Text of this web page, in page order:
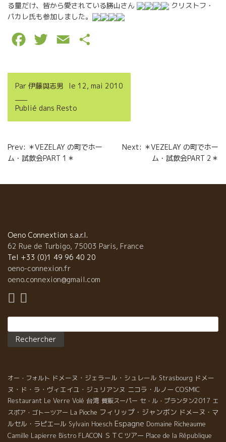
る量だけ、皆から愛されている勝山さん
クリストフ・
パカレ氏も参加しました。
c
b
o
i
t
r
a
l
r
e
Par 伊藤與志男 le 12, mai 2010
Publié dans Resto
Navigation
de
l’article
Prev: ＊VEZELAY の町でホー
ム・試飲会PART 1＊
Next: ＊VEZELAY の町でホー
ム・試飲会PART 2＊
Oeno Connextion s.a.r.l.
62 Rue de Turbigo, 75003 Paris, France
Tel +33 (0)1 49 96 40 20
oeno-connexion.fr
oeno.connexion@gmail.com
オー・フォルト ドメーヌ・ジェラール・シュレール Strasbourg ドメー
ヌ・ド・ラ・ヴィエイユ・ジュリアンヌ ニコラ・ルノー COSMIC
Restaurant Le Verre Volé 台湾 質販スーパー セ・ル・プランタン2017 エ
スポア・ゴトーツアー La Pioche フィリップ・ジャンボン ドメーヌ・マ
ルセル・ラピエール Sylvain Hoesch Espagne Domaine Richeaume
Camille Lapierre Bistro FLACON ＳＴＣツアー Place de la République